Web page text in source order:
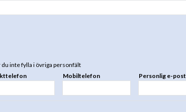
inte fylla i övriga personfält
Mobiltelefon Personlig e-post